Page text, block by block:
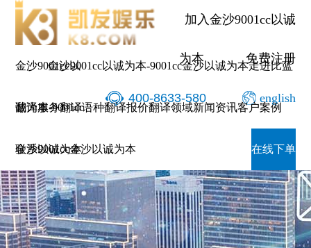
加入金沙9001cc以诚
为本 免费注册
400-8633-580 english
金沙9001cc以
诚为本-9001cc
金沙以诚为本
金沙9001cc以诚为本-9001cc金沙以诚为本走进比蓝
翻译服务翻译语种翻译报价翻译领域新闻资讯客户案例
联系9001cc金沙以诚为本 在线下单